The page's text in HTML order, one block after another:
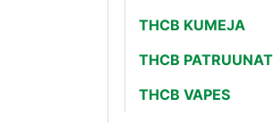
THCB KUMEJA
THCB PATRUUNAT
THCB VAPES